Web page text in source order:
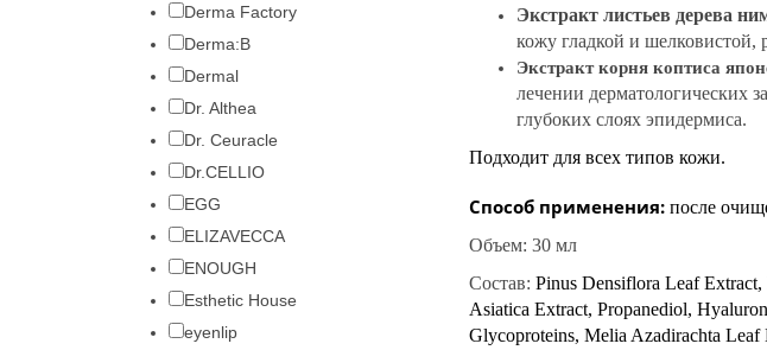
Экстракт листьев дерева
кожу гладкой и шелковистой,
Экстракт корня коптиса
лечении дерматологических
глубоких слоях эпидермиса.
Подходит для всех типов кожи.
Способ применения: после
Объем: 30 мл
Состав: Pinus Densiflora Leaf
Asiatica Extract, Propanediol,
Glycoproteins, Melia Azadirachta
Derma Factory
Derma:B
Dermal
Dr. Althea
Dr. Ceuracle
Dr.CELLIO
EGG
ELIZAVECCA
ENOUGH
Esthetic House
eyenlip